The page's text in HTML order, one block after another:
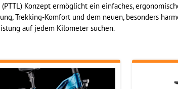
(PTTL) Konzept ermöglicht ein einfaches,
Trekking-Komfort und dem neuen, besonders
auf jedem Kilometer suchen.